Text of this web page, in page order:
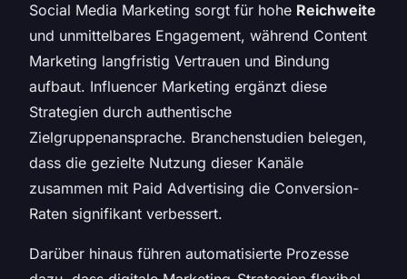
Social Media Marketing sorgt für hohe Reichweite
und unmittelbares Engagement, während Content
Marketing langfristig Vertrauen und Bindung
aufbaut. Influencer Marketing ergänzt diese
Strategien durch authentische
Zielgruppenansprache. Branchenstudien belegen,
dass die gezielte Nutzung dieser Kanäle
zusammen mit Paid Advertising die Conversion-
Raten signifikant verbessert.
Darüber hinaus führen automatisierte Prozesse